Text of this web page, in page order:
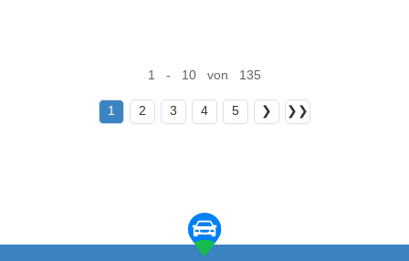
1 - 10 von 135
1 2 3 4 5 ❯ ❯❯